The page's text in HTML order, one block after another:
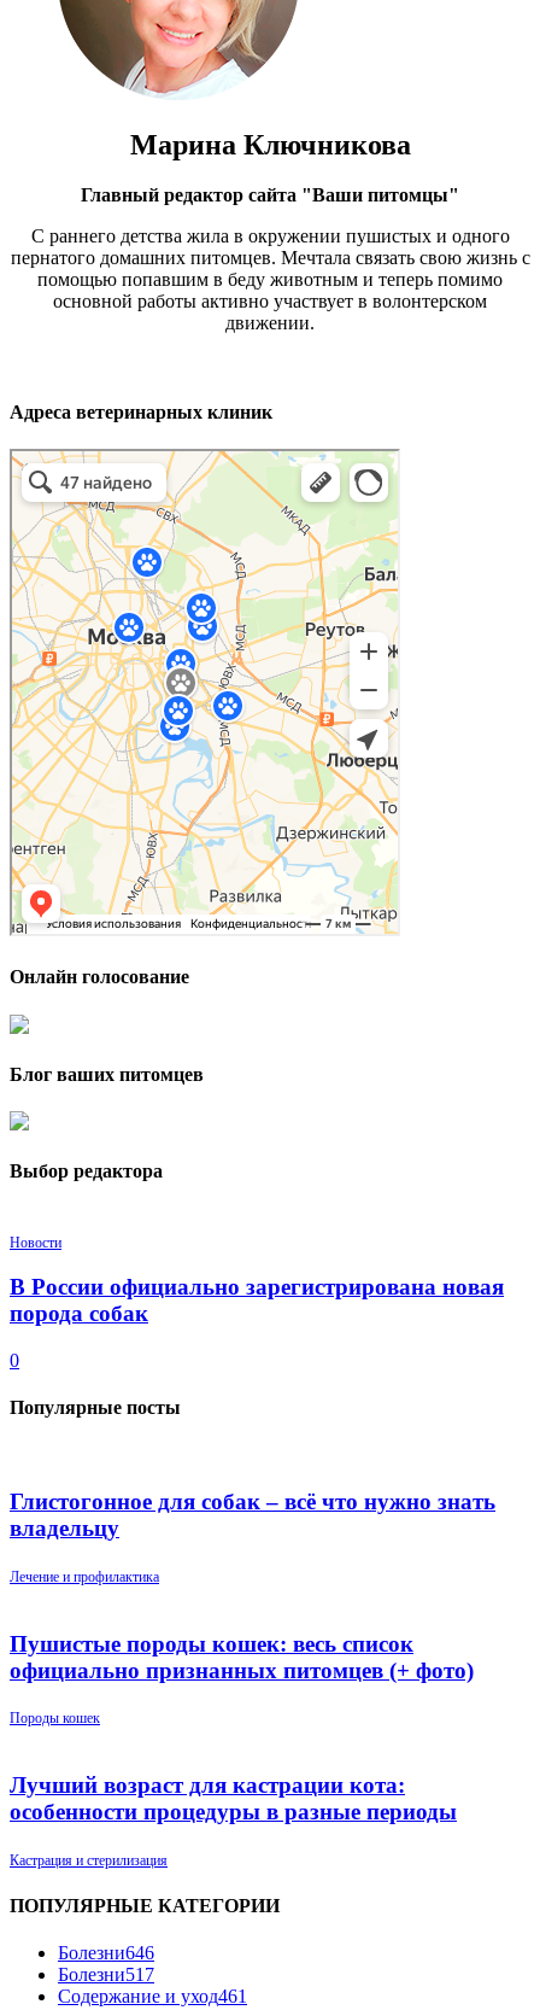
Марина Ключникова
Главный редактор сайта "Ваши питомцы"
С раннего детства жила в окружении пушистых и одного
пернатого домашних питомцев. Мечтала связать свою жизнь с
помощью попавшим в беду животным и теперь помимо
основной работы активно участвует в волонтерском
движении.
Адреса ветеринарных клиник
Онлайн голосование
Блог ваших питомцев
Выбор редактора
Новости
В России официально зарегистрирована новая
порода собак
0
Популярные посты
Глистогонное для собак – всё что нужно знать
владельцу
Лечение и профилактика
Пушистые породы кошек: весь список
официально признанных питомцев (+ фото)
Породы кошек
Лучший возраст для кастрации кота:
особенности процедуры в разные периоды
Кастрация и стерилизация
ПОПУЛЯРНЫЕ КАТЕГОРИИ
Болезни646
Болезни517
Содержание и уход461